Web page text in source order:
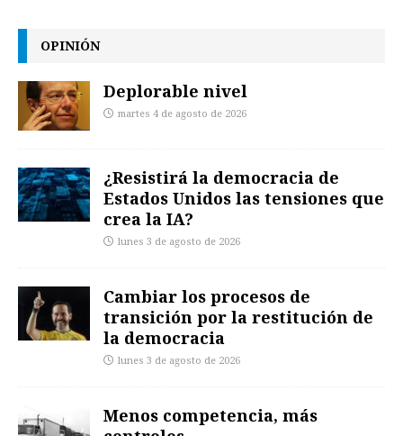
OPINIÓN
Deplorable nivel
martes 4 de agosto de 2026
¿Resistirá la democracia de
Estados Unidos las tensiones que
crea la IA?
lunes 3 de agosto de 2026
Cambiar los procesos de
transición por la restitución de
la democracia
lunes 3 de agosto de 2026
Menos competencia, más